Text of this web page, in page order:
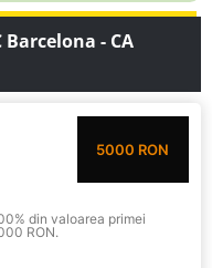
- CA
5000 RON
din valoarea primei
RON.